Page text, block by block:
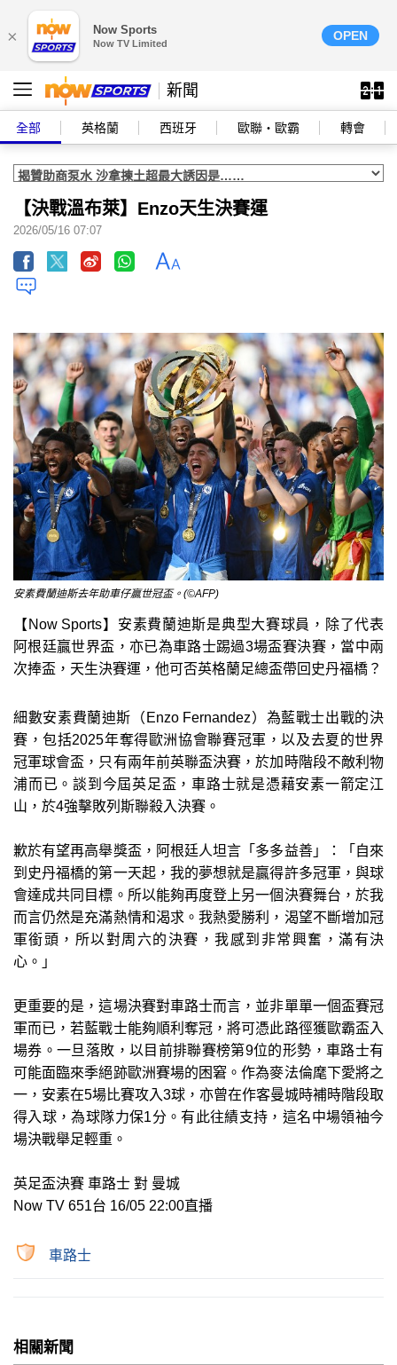
× Now Sports
Now TV Limited
OPEN
新聞
全部 英格蘭 西班牙 歐聯‧歐霸 轉會
【決戰溫布萊】Enzo天生決賽運
2026/05/16 07:07
安素費蘭迪斯去年助車仔贏世冠盃。(©AFP)
【Now Sports】安素費蘭迪斯是典型大賽球員，除了代表
阿根廷贏世界盃，亦已為車路士踢過3場盃賽決賽，當中兩
次捧盃，天生決賽運，他可否英格蘭足總盃帶回史丹福橋？
細數安素費蘭迪斯（Enzo Fernandez）為藍戰士出戰的決
賽，包括2025年奪得歐洲協會聯賽冠軍，以及去夏的世界
冠軍球會盃，只有兩年前英聯盃決賽，於加時階段不敵利物
浦而已。談到今屆英足盃，車路士就是憑藉安素一箭定江
山，於4強擊敗列斯聯殺入決賽。
歉於有望再高舉獎盃，阿根廷人坦言「多多益善」：「自來
到史丹福橋的第一天起，我的夢想就是贏得許多冠軍，與球
會達成共同目標。所以能夠再度登上另一個決賽舞台，於我
而言仍然是充滿熱情和渴求。我熱愛勝利，渴望不斷增加冠
軍銜頭，所以對周六的決賽，我感到非常興奮，滿有決
心。」
更重要的是，這場決賽對車路士而言，並非單單一個盃賽冠
軍而已，若藍戰士能夠順利奪冠，將可憑此路徑獲歐霸盃入
場券。一旦落敗，以目前排聯賽榜第9位的形勢，車路士有
可能面臨來季絕跡歐洲賽場的困窘。作為麥法倫麾下愛將之
一，安素在5場比賽攻入3球，亦曾在作客曼城時補時階段取
得入球，為球隊力保1分。有此往績支持，這名中場領袖今
場決戰舉足輕重。
英足盃決賽 車路士 對 曼城
Now TV 651台 16/05 22:00直播
車路士
相關新聞